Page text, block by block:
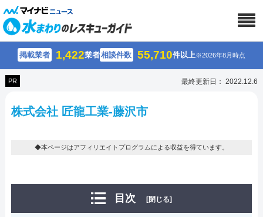
掲載業者 1,422業者相談件数 55,710件以上※2026年8月時点
PR 最終更新日： 2022.12.6
株式会社 匠龍工業-藤沢市
◆本ページはアフィリエイトプログラムによる収益を得ています。
目次 [閉じる]